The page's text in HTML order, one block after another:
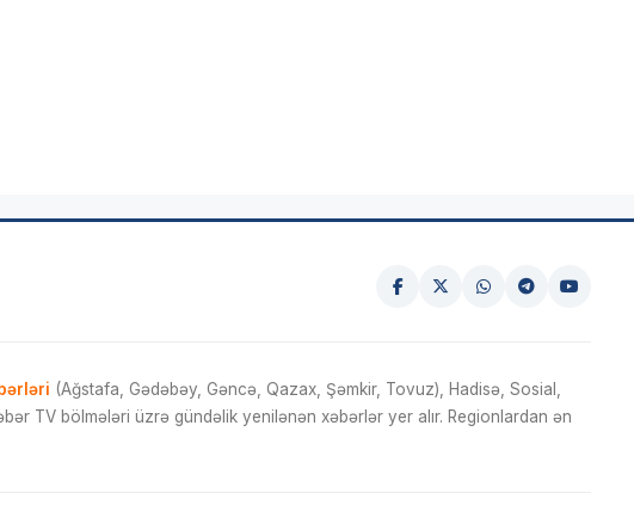
(Ağstafa, Gədəbəy, Gəncə, Qazax, Şəmkir, Tovuz), Hadisə, Sosial,
TV bölmələri üzrə gündəlik yenilənən xəbərlər yer alır. Regionlardan ən